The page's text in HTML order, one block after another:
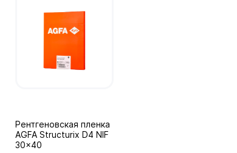
Рентгеновская пленка
AGFA Structurix D4 NIF
30x40